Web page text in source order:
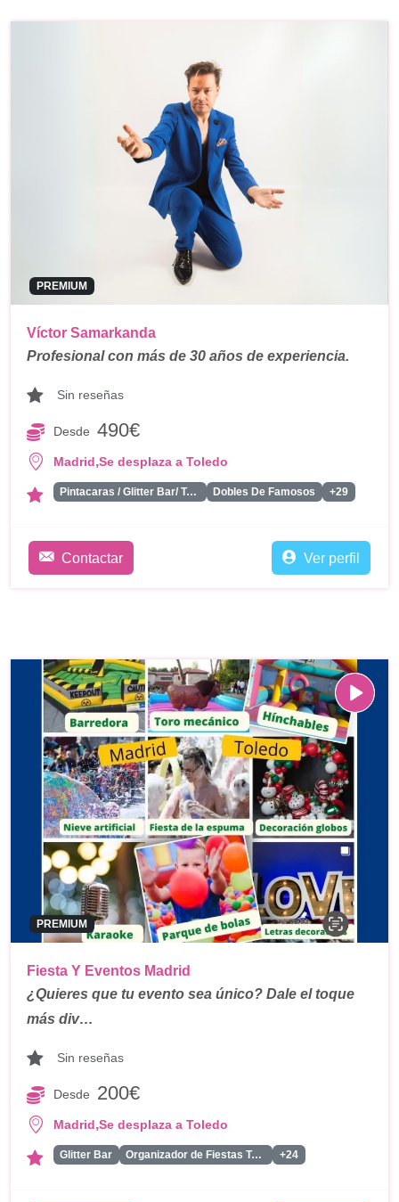
PREMIUM
Víctor Samarkanda
Profesional con más de 30 años de experiencia.
Sin reseñas
Desde 490€
Madrid,Se desplaza a Toledo
Pintacaras / Glitter Bar/ Tattoos Dobles De Famosos +29
Contactar Ver perfil
PREMIUM
Fiesta Y Eventos Madrid
¿Quieres que tu evento sea único? Dale el toque
más div…
Sin reseñas
Desde 200€
Madrid,Se desplaza a Toledo
Glitter Bar Organizador de Fiestas Tematicas +24